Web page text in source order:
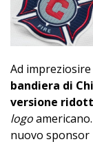
Ad
bandiera di
versione
logo
nuovo